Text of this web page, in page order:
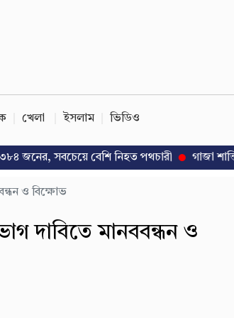
খেলা ইসলাম ভিডিও
সবচেয়ে বেশি নিহত পথচারী গাজা শান্তি
ও বিক্ষোভ
দাবিতে মানববন্ধন ও